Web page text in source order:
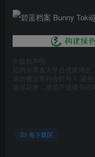
版权声明
站内分享各大平台优质博主
请勿搬运查到会封号！ 避
值得花米，感觉不值请关闭
免下载区